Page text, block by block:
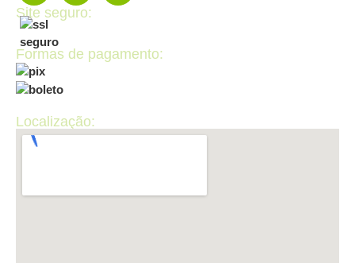
Site seguro:
Formas de pagamento:
Localização: